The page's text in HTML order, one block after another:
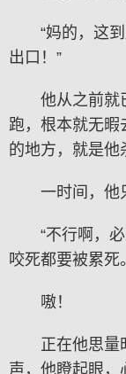
“妈的，这
出口！”
他从之前就
跑，根本就无暇
的地方，就是他
一时间，他
“不行啊，
咬死都要被累死
嗷！
正在他思量
声，他瞪起眼，